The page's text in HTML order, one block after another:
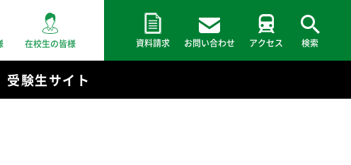
在校生の皆様 資料請求 お問い合わせ アクセス 検索
受験生サイト